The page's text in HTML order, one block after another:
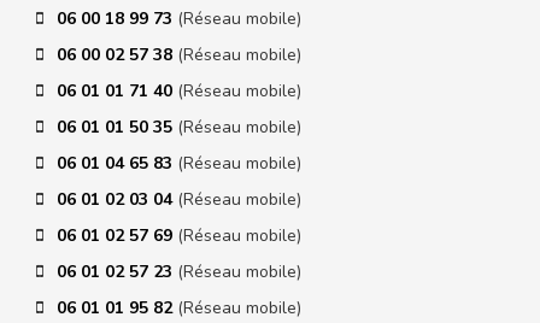
06 00 18 99 73 (Réseau mobile)
06 00 02 57 38 (Réseau mobile)
06 01 01 71 40 (Réseau mobile)
06 01 01 50 35 (Réseau mobile)
06 01 04 65 83 (Réseau mobile)
06 01 02 03 04 (Réseau mobile)
06 01 02 57 69 (Réseau mobile)
06 01 02 57 23 (Réseau mobile)
06 01 01 95 82 (Réseau mobile)